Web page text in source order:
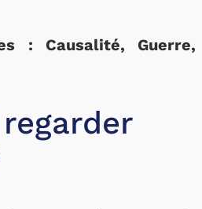
: Causalité, Guerre,